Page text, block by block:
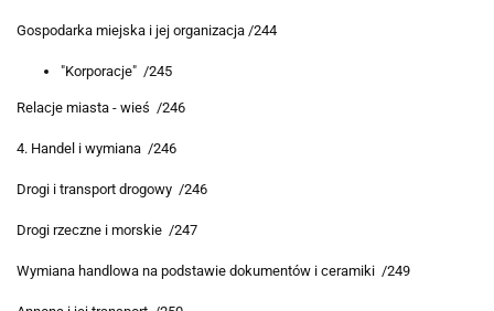
Gospodarka miejska i jej organizacja /244
"Korporacje" /245
Relacje miasta - wieś /246
4. Handel i wymiana /246
Drogi i transport drogowy /246
Drogi rzeczne i morskie /247
Wymiana handlowa na podstawie dokumentów i ceramiki /249